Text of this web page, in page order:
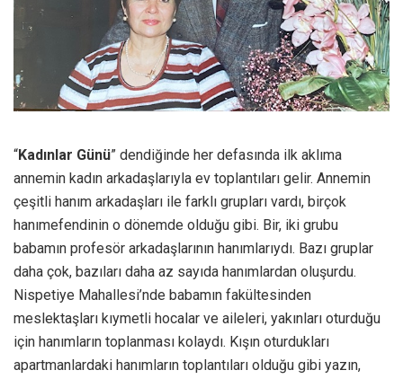
“Kadınlar Günü” dendiğinde her defasında ilk aklıma
annemin kadın arkadaşlarıyla ev toplantıları gelir. Annemin
çeşitli hanım arkadaşları ile farklı grupları vardı, birçok
hanımefendinin o dönemde olduğu gibi. Bir, iki grubu
babamın profesör arkadaşlarının hanımlarıydı. Bazı gruplar
daha çok, bazıları daha az sayıda hanımlardan oluşurdu.
Nispetiye Mahallesi’nde babamın fakültesinden
meslektaşları kıymetli hocalar ve aileleri, yakınları oturduğu
için hanımların toplanması kolaydı. Kışın oturdukları
apartmanlardaki hanımların toplantıları olduğu gibi yazın,